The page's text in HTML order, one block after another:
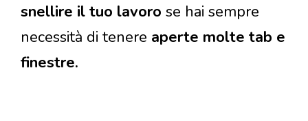
snellire il tuo lavoro se hai sempre
necessità di tenere aperte molte tab e
finestre.